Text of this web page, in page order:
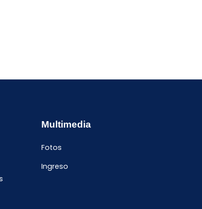
Multimedia
Fotos
Ingreso